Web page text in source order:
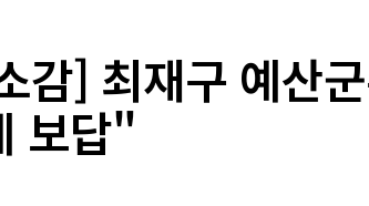
감] 최재구 예산
보답"